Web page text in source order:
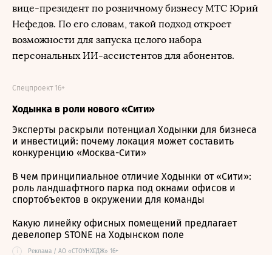
вице-президент по розничному бизнесу МТС Юрий
Нефедов. По его словам, такой подход откроет
возможности для запуска целого набора
персональных ИИ-ассистентов для абонентов.
Ходынка в роли нового «Сити»
Спецпроект 16+
Эксперты раскрыли потенциал Ходынки для бизнеса
и инвестиций: почему локация может составить
конкуренцию «Москва-Сити»
В чем принципиальное отличие Ходынки от «Сити»:
роль ландшафтного парка под окнами офисов и
спортобъектов в окружении для команды
Какую линейку офисных помещений предлагает
девелопер STONE на Ходынском поле
i Реклама / АО «СТОУНХЕДЖ» 16+